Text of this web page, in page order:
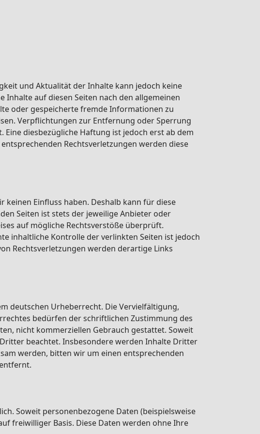
und Aktualität der Inhalte kann jedoch keine
Inhalte auf diesen Seiten nach den allgemeinen
oder gespeicherte fremde Informationen zu
Verpflichtungen zur Entfernung oder Sperrung
diesbezügliche Haftung ist jedoch erst ab dem
Rechtsverletzungen werden diese
keinen Einfluss haben. Deshalb kann für diese
Seiten ist stets der jeweilige Anbieter oder
auf mögliche Rechtsverstöße überprüft.
inhaltliche Kontrolle der verlinkten Seiten ist jedoch
Rechtsverletzungen werden derartige Links
deutschen Urheberrecht. Die Vervielfältigung,
bedürfen der schriftlichen Zustimmung des
nicht kommerziellen Gebrauch gestattet. Soweit
beachtet. Insbesondere werden Inhalte Dritter
werden, bitten wir um einen entsprechenden
Soweit personenbezogene Daten (beispielsweise
freiwilliger Basis. Diese Daten werden ohne Ihre